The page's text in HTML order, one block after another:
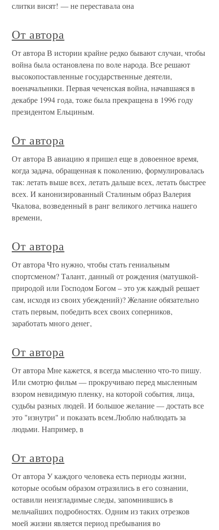
слитки висят! — не переставала она
От автора
От автора В истории крайне редко бывают случаи, чтобы
война была остановлена по воле народа. Все решают
высокопоставленные государственные деятели,
военачальники. Первая чеченская война, начавшаяся в
декабре 1994 года, тоже была прекращена в 1996 году
президентом Ельциным.
От автора
От автора В авиацию я пришел еще в довоенное время,
когда задача, обращенная к поколению, формулировалась
так: летать выше всех, летать дальше всех, летать быстрее
всех. И канонизированный Сталиным образ Валерия
Чкалова, возведенный в ранг великого летчика нашего
времени,
От автора
От автора Что нужно, чтобы стать гениальным
спортсменом? Талант, данный от рождения (матушкой-
природой или Господом Богом – это уж каждый решает
сам, исходя из своих убеждений)? Желание обязательно
стать первым, победить всех своих соперников,
заработать много денег,
От автора
От автора Мне кажется, я всегда мысленно что-то пишу.
Или смотрю фильм — прокручиваю перед мысленным
взором невидимую пленку, на которой события, лица,
судьбы разных людей. И большое желание — достать все
это "изнутри" и показать всем.Люблю наблюдать за
людьми. Например, в
От автора
От автора У каждого человека есть периоды жизни,
которые особым образом отразились в его сознании,
оставили неизгладимые следы, запомнившись в
мельчайших подробностях. Одним из таких отрезков
моей жизни является период пребывания во